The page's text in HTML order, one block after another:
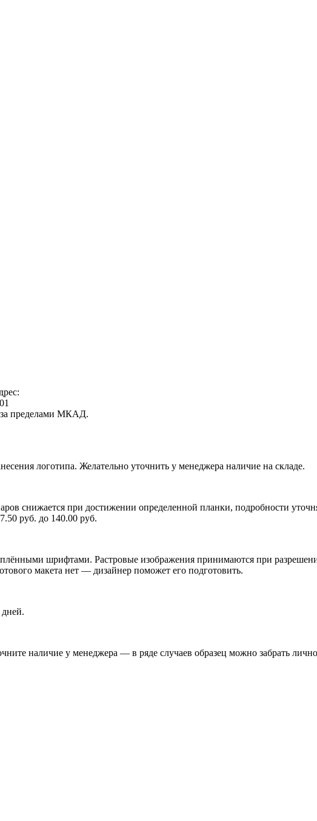
за пределами МКАД.
логотипа. Желательно уточнить у менеджера наличие на складе.
снижается при достижении определенной планки, подробности
руб. до 140.00 руб.
шрифтами. Растровые изображения принимаются при
макета нет — дизайнер поможет его подготовить.
дней.
наличие у менеджера — в ряде случаев образец можно забрать